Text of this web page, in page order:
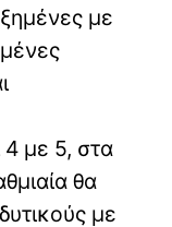
με
4 με 5, στα
θα
με